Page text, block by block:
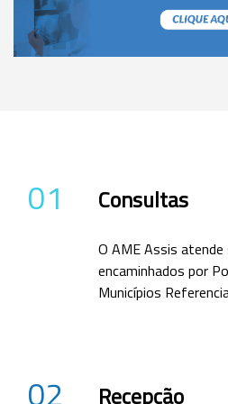
01 Consultas
O AME Assis
encaminhados por
Municípios
02 Recepção